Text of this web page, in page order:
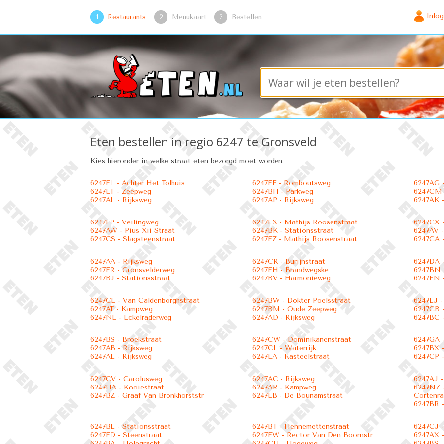
1 Restaurants 2 Menukaart 3 Bestellen
Eten bestellen in regio 6247 te Gronsveld
Kies hieronder in welke straat eten bezorgd moet worden.
6247EL - Achter Het Tolhuis
6247ET - Zeepweg
6247AL - Rijksweg
6247EE - Romboutsweg
6247BH - Parkweg
6247AP - Rijksweg
6247AG
6247AK
6247EP - Veilingweg
6247AW - Pius Xii Straat
6247CS - Slagsteenstraat
6247EX - Mathijs Roosenstraat
6247BK - Stationsstraat
6247EZ - Mathijs Roosenstraat
6247CX
6247AV
6247CA
6247AA - Rijksweg
6247ER - Gronsvelderweg
6247BJ - Stationsstraat
6247CR - Burijnstraat
6247EH - Brandwegske
6247BV - Harmonieweg
6247DA
6247BN
6247EN
6247CE - Van Caldenborghstraat
6247AT - Kampweg
6247NE - Eckelraderweg
6247BW - Dokter Poelsstraat
6247BM - Oude Zeepweg
6247AD - Rijksweg
6247EJ
6247CB
6247BC
6247BS - Broekstraat
6247AB - Rijksweg
6247AE - Rijksweg
6247CW - Dominikanenstraat
6247CL - Waterrijk
6247EA - Kasteelstraat
6247GA
6247BX
6247CP
6247CV - Carolusweg
6247HA - Kooiestraat
6247BZ - Graaf Van Bronkhorststr
6247AC - Rijksweg
6247AR - Kampweg
6247EB - De Bounamstraat
6247AJ
6247NZ
6247BR
6247BL - Stationsstraat
6247ED - Steenstraat
6247BT - Hennemettenstraat
6247EW - Rector Van Den Boornstr
6247CJ
6247AX